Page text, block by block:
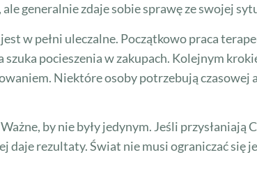
generalnie zdaje sobie sprawę ze swojej
w pełni uleczalne. Początkowo praca
pocieszenia w zakupach. Kolejnym
Niektóre osoby potrzebują czasowej
by nie były jedynym. Jeśli przysłaniają
daje rezultaty. Świat nie musi ograniczać się